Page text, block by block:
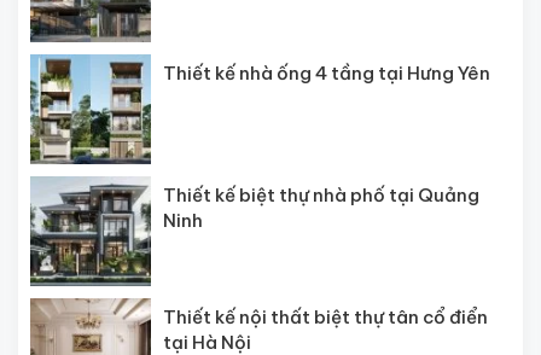
Thiết kế nhà ống 4 tầng tại Hưng Yên
Thiết kế biệt thự nhà phố tại Quảng
Ninh
Thiết kế nội thất biệt thự tân cổ điển
tại Hà Nội